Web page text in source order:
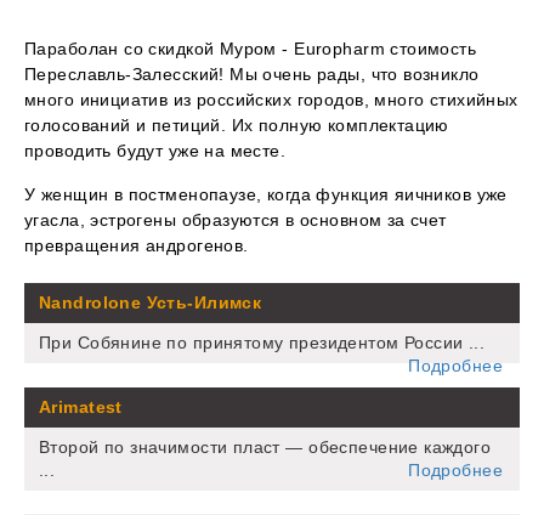
Параболан со скидкой Муром - Europharm стоимость
Переславль-Залесский! Мы очень рады, что возникло
много инициатив из российских городов, много стихийных
голосований и петиций. Их полную комплектацию
проводить будут уже на месте.
У женщин в постменопаузе, когда функция яичников уже
угасла, эстрогены образуются в основном за счет
превращения андрогенов.
Nandrolone Усть-Илимск
При Собянине по принятому президентом России ...
Подробнее
Arimatest
Второй по значимости пласт — обеспечение каждого
...
Подробнее